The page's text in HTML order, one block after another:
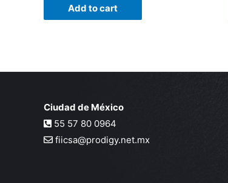
Add to cart
Ciudad de México
55 57 80 0964
fiicsa@prodigy.net.mx